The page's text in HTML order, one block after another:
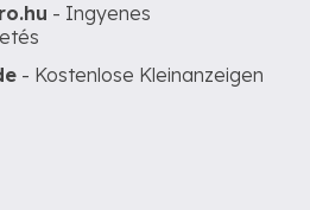
- Ingyenes
- Kostenlose Kleinanzeigen